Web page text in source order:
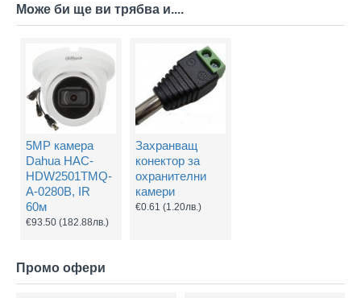
Може би ще ви трябва и....
5MP камера
Dahua HAC-
HDW2501TMQ-
A-0280B, IR
60м
€93.50 (182.88лв.)
Захранващ
конектор за
охранителни
камери
€0.61 (1.20лв.)
Промо офери